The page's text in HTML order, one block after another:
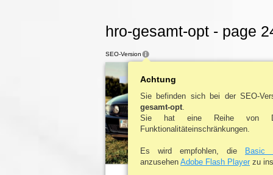
hro-gesamt-opt - page
citynews
SEO-Version
Achtung
Sie befinden sich bei der SEO-
gesamt-opt
Sie hat eine Reihe von
Funktionalitäteinschränkungen.
Es wird empfohlen, die Basic
anzusehen Adobe Flash Player zu